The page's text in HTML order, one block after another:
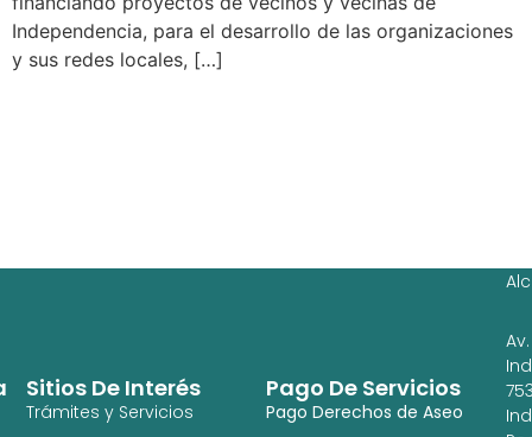
Independencia, para el desarrollo de las organizaciones
y sus redes locales, […]
Pago De Servicios
Pago Derechos de Aseo
Sitios De Interés
Trámites y Servicios
Av.